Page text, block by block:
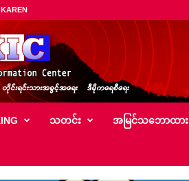
သတင်း အမြင်သ‌ဘောထား